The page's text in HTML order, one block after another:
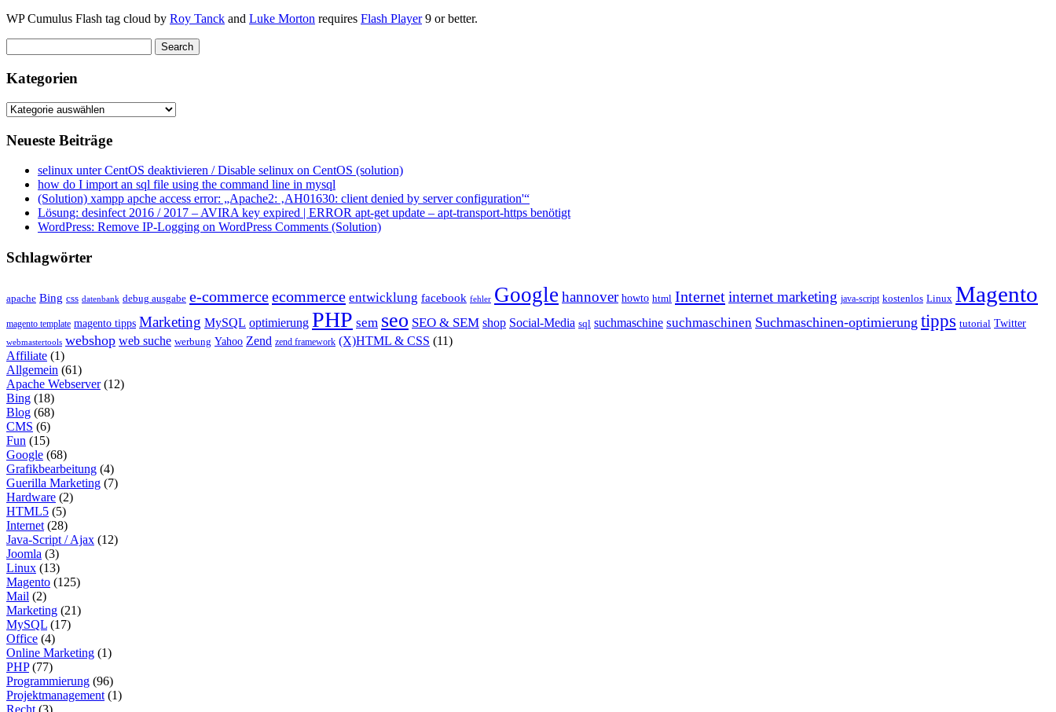
WP Cumulus Flash tag cloud by Roy Tanck and Luke Morton requires Flash Player9 or better.
Kategorien
Kategorien
Neueste Beiträge
selinux unter CentOS deaktivieren / Disable selinux on CentOS (solution)
how do I import an sql file using the command line in mysql
(Solution) xampp apche access error: „Apache2: ‚AH01630: client denied by server configuration'“
Lösung: desinfect 2016 / 2017 – AVIRA key expired | ERROR apt-get update – apt-transport-https benötigt
WordPress: Remove IP-Logging on WordPress Comments (Solution)
Schlagwörter
apache Bing css datenbank debug ausgabe e-commerceecommerce entwicklung facebook fehler Google hannover howto html Internetinternet marketing java-script kostenlos Linux Magento
magento template magento tipps Marketing MySQL optimierung PHP sem seo SEO & SEM shop Social-Media sql suchmaschine suchmaschinen Suchmaschinen-optimierung tipps tutorial Twitter
webmastertools webshop web suche werbung Yahoo Zend zend framework (X)HTML & CSS (11)
Affiliate (1)
Allgemein (61)
Apache Webserver(12)
Bing (18)
Blog (68)
CMS (6)
Fun (15)
Google (68)
Grafikbearbeitung (4)
Guerilla Marketing (7)
Hardware (2)
HTML5 (5)
Internet (28)
Java-Script / Ajax (12)
Joomla (3)
Linux (13)
Magento (125)
Mail (2)
Marketing (21)
MySQL (17)
Office (4)
Online Marketing (1)
PHP(77)
Programmierung (96)
Projektmanagement (1)
Recht (3)